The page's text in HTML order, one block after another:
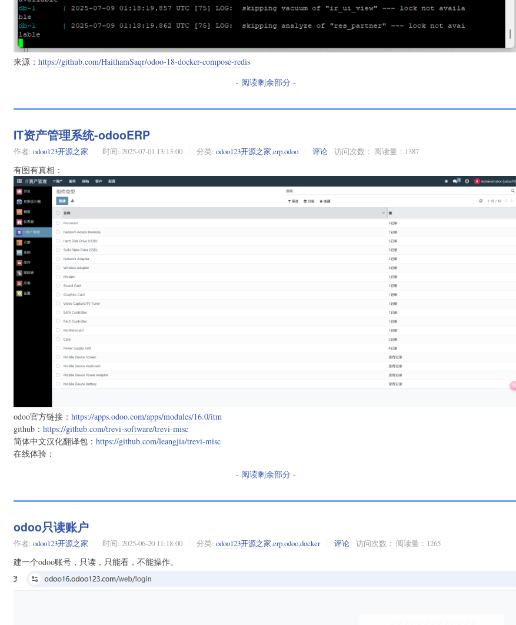
来源：https://github.com/HaithamSaqr/odoo-18-docker-compose-redis
- 阅读剩余部分 -
IT资产管理系统-odooERP
作者:odoo123开源之家 时间:2025-07-01 13:13:00 分类:odoo123开源之家,erp,odoo 评论 访问次数： 阅读量：1387
有图有真相：
odoo官方链接：https://apps.odoo.com/apps/modules/16.0/itm
github：https://github.com/trevi-software/trevi-misc
简体中文汉化翻译包：https://github.com/leangjia/trevi-misc
在线体验：
- 阅读剩余部分 -
odoo只读账户
作者:odoo123开源之家 时间:2025-06-20 11:18:00 分类:odoo123开源之家,erp,odoo,docker 评论 访问次数： 阅读量：1265
建一个odoo账号，只读，只能看，不能操作。